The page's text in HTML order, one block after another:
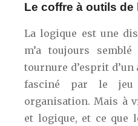
Le coffre à outils de
La logique est une
m’a toujours
tournure d’esprit
fasciné par le
organisation. Mais à
et logique, et ce que